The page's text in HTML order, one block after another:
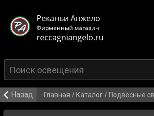
Реканьи Анжело
Фирменный магазин
reccagniangelo.ru
Назад Главная / Каталог / Подвесные